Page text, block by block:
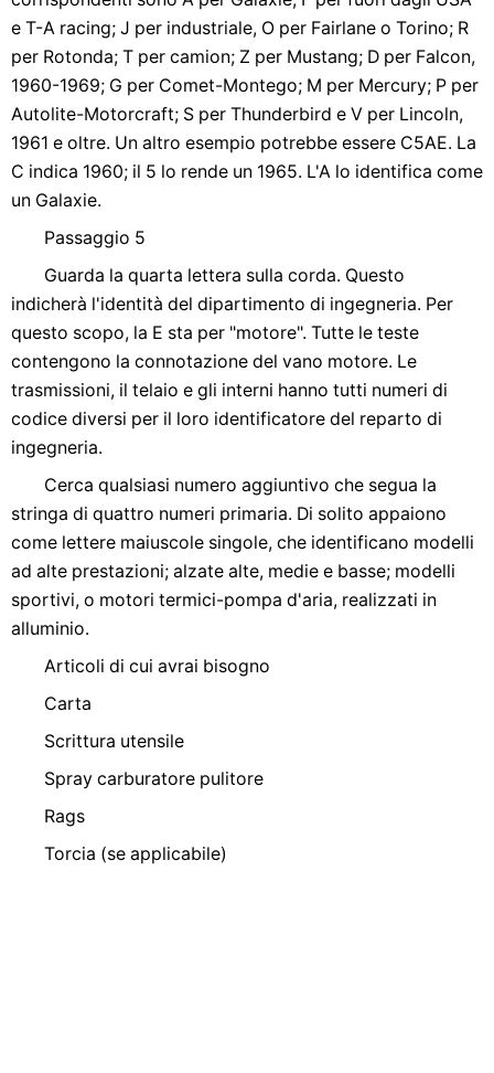
e T-A racing; J per industriale, O per Fairlane o Torino; R
per Rotonda; T per camion; Z per Mustang; D per Falcon,
1960-1969; G per Comet-Montego; M per Mercury; P per
Autolite-Motorcraft; S per Thunderbird e V per Lincoln,
1961 e oltre. Un altro esempio potrebbe essere C5AE. La
C indica 1960; il 5 lo rende un 1965. L'A lo identifica come
un Galaxie.
Passaggio 5
Guarda la quarta lettera sulla corda. Questo
indicherà l'identità del dipartimento di ingegneria. Per
questo scopo, la E sta per "motore". Tutte le teste
contengono la connotazione del vano motore. Le
trasmissioni, il telaio e gli interni hanno tutti numeri di
codice diversi per il loro identificatore del reparto di
ingegneria.
Cerca qualsiasi numero aggiuntivo che segua la
stringa di quattro numeri primaria. Di solito appaiono
come lettere maiuscole singole, che identificano modelli
ad alte prestazioni; alzate alte, medie e basse; modelli
sportivi, o motori termici-pompa d'aria, realizzati in
alluminio.
Articoli di cui avrai bisogno
Carta
Scrittura utensile
Spray carburatore pulitore
Rags
Torcia (se applicabile)